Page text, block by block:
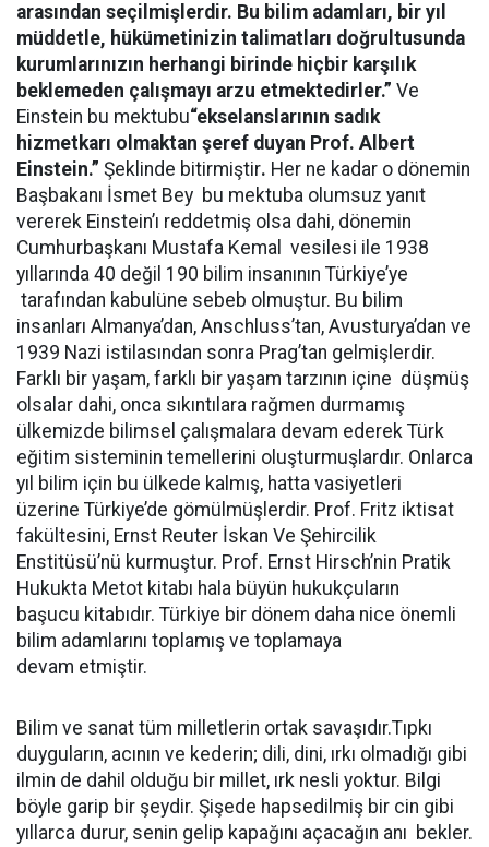
arasından seçilmişlerdir. Bu bilim adamları, bir yıl
müddetle, hükümetinizin talimatları doğrultusunda
kurumlarınızın herhangi birinde hiçbir karşılık
beklemeden çalışmayı arzu etmektedirler.” Ve
Einstein bu mektubu“ekselanslarının sadık
hizmetkarı olmaktan şeref duyan Prof. Albert
Einstein.” Şeklinde bitirmiştir. Her ne kadar o dönemin
Başbakanı İsmet Bey bu mektuba olumsuz yanıt
vererek Einstein’ı reddetmiş olsa dahi, dönemin
Cumhurbaşkanı Mustafa Kemal vesilesi ile 1938
yıllarında 40 değil 190 bilim insanının Türkiye’ye
tarafından kabulüne sebeb olmuştur. Bu bilim
insanları Almanya’dan, Anschluss’tan, Avusturya’dan ve
1939 Nazi istilasından sonra Prag’tan gelmişlerdir.
Farklı bir yaşam, farklı bir yaşam tarzının içine düşmüş
olsalar dahi, onca sıkıntılara rağmen durmamış
ülkemizde bilimsel çalışmalara devam ederek Türk
eğitim sisteminin temellerini oluşturmuşlardır. Onlarca
yıl bilim için bu ülkede kalmış, hatta vasiyetleri
üzerine Türkiye’de gömülmüşlerdir. Prof. Fritz iktisat
fakültesini, Ernst Reuter İskan Ve Şehircilik
Enstitüsü’nü kurmuştur. Prof. Ernst Hirsch’nin Pratik
Hukukta Metot kitabı hala büyün hukukçuların
başucu kitabıdır. Türkiye bir dönem daha nice önemli
bilim adamlarını toplamış ve toplamaya
devam etmiştir.
Bilim ve sanat tüm milletlerin ortak savaşıdır.Tıpkı
duyguların, acının ve kederin; dili, dini, ırkı olmadığı gibi
ilmin de dahil olduğu bir millet, ırk nesli yoktur. Bilgi
böyle garip bir şeydir. Şişede hapsedilmiş bir cin gibi
yıllarca durur, senin gelip kapağını açacağın anı bekler.